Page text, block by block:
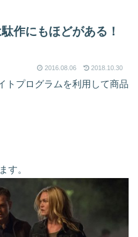
作にもほどがある！
2016.08.06 2018.10.30
トプログラムを利用して商品
す。